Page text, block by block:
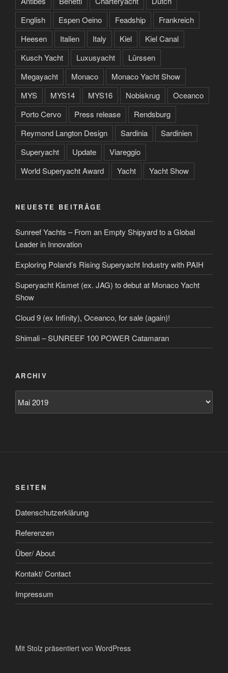
English
Espen Oeino Feadship
Frankreich
Heesen
Italien Italy Kiel
Kiel Canal
Kusch Yacht
Luxusyacht
Lürssen
Megayacht
Monaco
Monaco Yacht Show
MYS
MYS14 MYS16 Nobiskrug
Oceanco
Porto Cervo
Press release
Rendsburg
Reymond Langton Design
Sardinia
Sardinien
Superyacht
Update
Viareggio
World Superyacht Award
Yacht Yacht Show
NEUESTE BEITRÄGE
Sunreef Yachts – From an Empty Shipyard to a Global
Leader in Innovation
Exploring Poland’s Rising Superyacht Industry with PAIH
Superyacht Kismet (ex. JAG) to debut at Monaco Yacht
Show
Cloud 9 (ex Infinity), Oceanco, for sale (again)!
Shimali – SUNREEF 100 POWER Catamaran
ARCHIV
SEITEN
Datenschutzerklärung
Referenzen
Über/ About
Kontakt/ Contact
Impressum
Mit Stolz präsentiert von WordPress